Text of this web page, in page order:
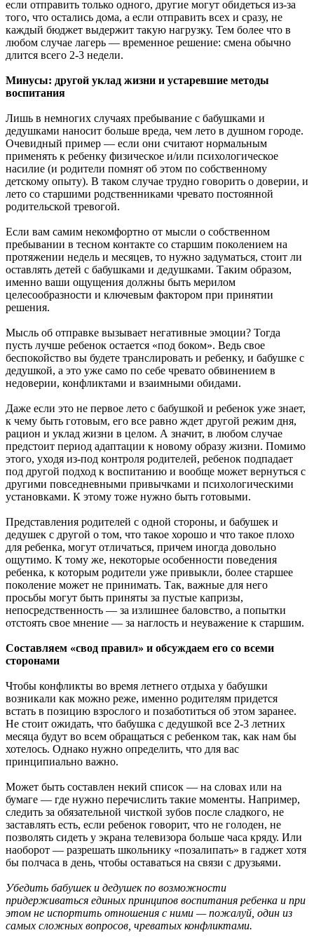
если отправить только одного, другие могут обидеться из-за
того, что остались дома, а если отправить всех и сразу, не
каждый бюджет выдержит такую нагрузку. Тем более что в
любом случае лагерь — временное решение: смена обычно
длится всего 2-3 недели.
Минусы: другой уклад жизни и устаревшие методы
воспитания
Лишь в немногих случаях пребывание с бабушками и
дедушками наносит больше вреда, чем лето в душном городе.
Очевидный пример — если они считают нормальным
применять к ребенку физическое и/или психологическое
насилие (и родители помнят об этом по собственному
детскому опыту). В таком случае трудно говорить о доверии, и
лето со старшими родственниками чревато постоянной
родительской тревогой.
Если вам самим некомфортно от мысли о собственном
пребывании в тесном контакте со старшим поколением на
протяжении недель и месяцев, то нужно задуматься, стоит ли
оставлять детей с бабушками и дедушками. Таким образом,
именно ваши ощущения должны быть мерилом
целесообразности и ключевым фактором при принятии
решения.
Мысль об отправке вызывает негативные эмоции? Тогда
пусть лучше ребенок остается «под боком». Ведь свое
беспокойство вы будете транслировать и ребенку, и бабушке с
дедушкой, а это уже само по себе чревато обвинением в
недоверии, конфликтами и взаимными обидами.
Даже если это не первое лето с бабушкой и ребенок уже знает,
к чему быть готовым, его все равно ждет другой режим дня,
рацион и уклад жизни в целом. А значит, в любом случае
предстоит период адаптации к новому образу жизни. Помимо
этого, уходя из-под контроля родителей, ребенок подпадает
под другой подход к воспитанию и вообще может вернуться с
другими повседневными привычками и психологическими
установками. К этому тоже нужно быть готовыми.
Представления родителей с одной стороны, и бабушек и
дедушек с другой о том, что такое хорошо и что такое плохо
для ребенка, могут отличаться, причем иногда довольно
ощутимо. К тому же, некоторые особенности поведения
ребенка, к которым родители уже привыкли, более старшее
поколение может не принимать. Так, важные для него
просьбы могут быть приняты за пустые капризы,
непосредственность — за излишнее баловство, а попытки
отстоять свое мнение — за наглость и неуважение к старшим.
Составляем «свод правил» и обсуждаем его со всеми
сторонами
Чтобы конфликты во время летнего отдыха у бабушки
возникали как можно реже, именно родителям придется
встать в позицию взрослого и позаботиться об этом заранее.
Не стоит ожидать, что бабушка с дедушкой все 2-3 летних
месяца будут во всем обращаться с ребенком так, как нам бы
хотелось. Однако нужно определить, что для вас
принципиально важно.
Может быть составлен некий список — на словах или на
бумаге — где нужно перечислить такие моменты. Например,
следить за обязательной чисткой зубов после сладкого, не
заставлять есть, если ребенок говорит, что не голоден, не
позволять сидеть у экрана телевизора больше часа кряду. Или
наоборот — разрешать школьнику «позалипать» в гаджет хотя
бы полчаса в день, чтобы оставаться на связи с друзьями.
Убедить бабушек и дедушек по возможности
придерживаться единых принципов воспитания ребенка и при
этом не испортить отношения с ними — пожалуй, один из
самых сложных вопросов, чреватых конфликтами.